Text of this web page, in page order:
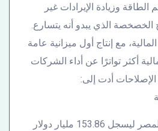
وزيادة الإيرادات غير
الخصخصة الذي يبدو أنه يتسارع.
مع إنتاج أول ميزانية عامة
أكثر تواترًا عن أداء الشركات
الإصلاحات أدت إلى:
تراجع الدين الخارجي لمصر ليسجل 153.86 مليار دولار